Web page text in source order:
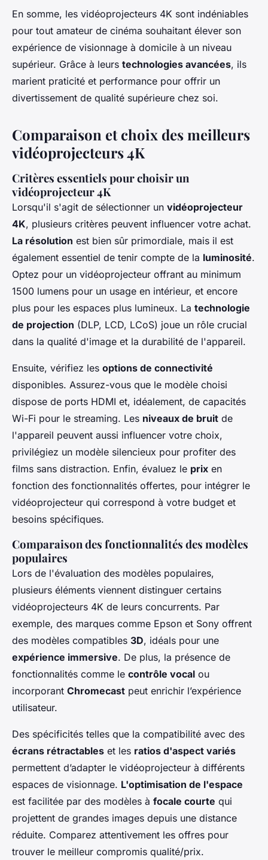
En somme, les vidéoprojecteurs 4K sont indéniables
pour tout amateur de cinéma souhaitant élever son
expérience de visionnage à domicile à un niveau
supérieur. Grâce à leurs technologies avancées, ils
marient praticité et performance pour offrir un
divertissement de qualité supérieure chez soi.
Comparaison et choix des meilleurs
vidéoprojecteurs 4K
Critères essentiels pour choisir un
vidéoprojecteur 4K
Lorsqu'il s'agit de sélectionner un vidéoprojecteur
4K, plusieurs critères peuvent influencer votre achat.
La résolution est bien sûr primordiale, mais il est
également essentiel de tenir compte de la luminosité.
Optez pour un vidéoprojecteur offrant au minimum
1500 lumens pour un usage en intérieur, et encore
plus pour les espaces plus lumineux. La technologie
de projection (DLP, LCD, LCoS) joue un rôle crucial
dans la qualité d'image et la durabilité de l'appareil.
Ensuite, vérifiez les options de connectivité
disponibles. Assurez-vous que le modèle choisi
dispose de ports HDMI et, idéalement, de capacités
Wi-Fi pour le streaming. Les niveaux de bruit de
l'appareil peuvent aussi influencer votre choix,
privilégiez un modèle silencieux pour profiter des
films sans distraction. Enfin, évaluez le prix en
fonction des fonctionnalités offertes, pour intégrer le
vidéoprojecteur qui correspond à votre budget et
besoins spécifiques.
Comparaison des fonctionnalités des modèles
populaires
Lors de l'évaluation des modèles populaires,
plusieurs éléments viennent distinguer certains
vidéoprojecteurs 4K de leurs concurrents. Par
exemple, des marques comme Epson et Sony offrent
des modèles compatibles 3D, idéals pour une
expérience immersive. De plus, la présence de
fonctionnalités comme le contrôle vocal ou
incorporant Chromecast peut enrichir l’expérience
utilisateur.
Des spécificités telles que la compatibilité avec des
écrans rétractables et les ratios d'aspect variés
permettent d’adapter le vidéoprojecteur à différents
espaces de visionnage. L'optimisation de l'espace
est facilitée par des modèles à focale courte qui
projettent de grandes images depuis une distance
réduite. Comparez attentivement les offres pour
trouver le meilleur compromis qualité/prix.